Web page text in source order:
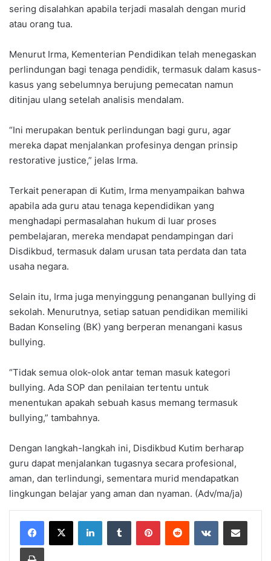
sering disalahkan apabila terjadi masalah dengan murid
atau orang tua.
Menurut Irma, Kementerian Pendidikan telah menegaskan
perlindungan bagi tenaga pendidik, termasuk dalam kasus-
kasus yang sebelumnya berujung pemecatan namun
ditinjau ulang setelah analisis mendalam.
“Ini merupakan bentuk perlindungan bagi guru, agar
mereka dapat menjalankan profesinya dengan prinsip
restorative justice,” jelas Irma.
Terkait penerapan di Kutim, Irma menyampaikan bahwa
apabila ada guru atau tenaga kependidikan yang
menghadapi permasalahan hukum di luar proses
pembelajaran, mereka mendapat pendampingan dari
Disdikbud, termasuk dalam urusan tata perdata dan tata
usaha negara.
Selain itu, Irma juga menyinggung penanganan bullying di
sekolah. Menurutnya, setiap satuan pendidikan memiliki
Badan Konseling (BK) yang berperan menangani kasus
bullying.
“Tidak semua olok-olok antar teman masuk kategori
bullying. Ada SOP dan penilaian tertentu untuk
menentukan apakah sebuah kasus memang termasuk
bullying,” tambahnya.
Dengan langkah-langkah ini, Disdikbud Kutim berharap
guru dapat menjalankan tugasnya secara profesional,
aman, dan terlindungi, sementara murid mendapatkan
lingkungan belajar yang aman dan nyaman. (Adv/ma/ja)
LinkedInTumblr PinterestReddit VKontakteShare via Email
Print